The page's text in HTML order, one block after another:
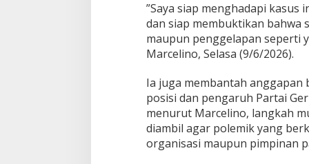
‎”Saya siap menghadapi kasus
dan siap membuktikan bahwa
maupun penggelapan seperti
Marcelino, Selasa (9/6/2026).
Ia juga membantah
posisi dan pengaruh Partai
menurut Marcelino, langkah
diambil agar polemik yang
organisasi maupun pimpinan